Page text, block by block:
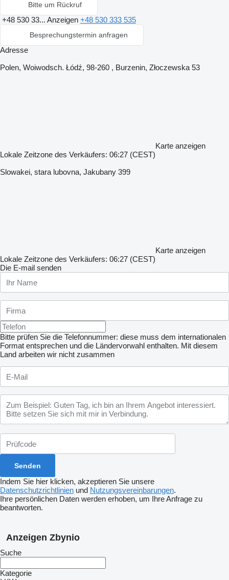
Bitte um Rückruf
+48 530 33... Anzeigen +48 530 333 535
Besprechungstermin anfragen
Adresse
Polen, Woiwodsch. Łódź, 98-260 , Burzenin, Złoczewska 53
Karte anzeigen
Lokale Zeitzone des Verkäufers: 06:27 (CEST)
Slowakei, stara lubovna, Jakubany 399
Karte anzeigen
Lokale Zeitzone des Verkäufers: 06:27 (CEST)
Die E-mail senden
Bitte prüfen Sie die Telefonnummer: diese muss dem internationalen
Format entsprechen und die Ländervorwahl enthalten. Mit diesem
Land arbeiten wir nicht zusammen
Indem Sie hier klicken, akzeptieren Sie unsere
Datenschutzrichtlinien und Nutzungsvereinbarungen.
Ihre persönlichen Daten werden erhoben, um Ihre Anfrage zu
beantworten.
Anzeigen Zbynio
Suche
Kategorie